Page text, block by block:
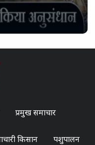
प्रमुख समाचार
किसान पशुपालन